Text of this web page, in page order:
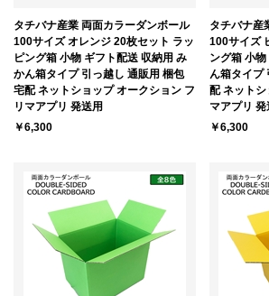
タチバナ産業 両面カラーダンボール
100サイズ オレンジ 20枚セット ラッ
ピング箱 小物 ギフト配送 収納用 み
かん箱タイプ 引っ越し 通販用 梱包
宅配 ネットショップ オークション フ
リマアプリ 発送用
￥6,300
タチバナ産
100サイズ
ング箱 小
ん箱タイプ
配 ネットシ
マアプリ 発
￥6,300